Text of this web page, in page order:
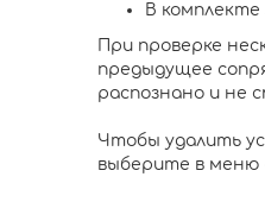
В комплекте
При проверке
предыдущее
распознано и не
Чтобы удалить
выберите в меню